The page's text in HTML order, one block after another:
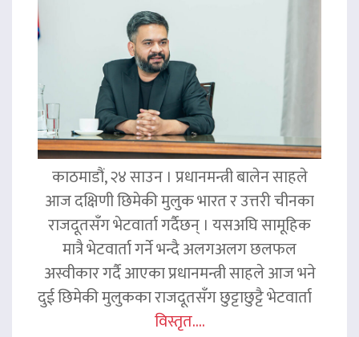
काठमाडौं, २४ साउन । प्रधानमन्त्री बालेन साहले
आज दक्षिणी छिमेकी मुलुक भारत र उत्तरी चीनका
राजदूतसँग भेटवार्ता गर्दैछन् । यसअघि सामूहिक
मात्रै भेटवार्ता गर्ने भन्दै अलगअलग छलफल
अस्वीकार गर्दै आएका प्रधानमन्त्री साहले आज भने
दुई छिमेकी मुलुकका राजदूतसँग छुट्टाछुट्टै भेटवार्ता
विस्तृत....